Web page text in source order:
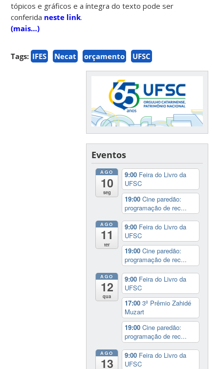
tópicos e gráficos e a íntegra do texto pode ser
conferida neste link.
(mais…)
Tags: IFES Necat orçamento UFSC
Eventos
AGO
10
seg
9:00 Feira do Livro da
UFSC
19:00Cine paredão:
programação de rec...
AGO
11
ter
9:00 Feira do Livro da
UFSC
19:00Cine paredão:
programação de rec...
AGO
12
qua
9:00 Feira do Livro da
UFSC
17:003º Prêmio Zahidé
Muzart
19:00Cine paredão:
programação de rec...
AGO
13
9:00 Feira do Livro da
UFSC